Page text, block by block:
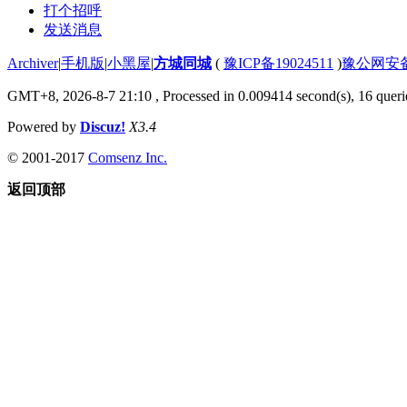
打个招呼
发送消息
Archiver|手机版|小黑屋|方城同城 ( 豫ICP备19024511 )豫公网安
GMT+8, 2026-8-7 21:10 , Processed in 0.009414 second(s), 16
Powered by Discuz! X3.4
© 2001-2017 Comsenz Inc.
返回顶部